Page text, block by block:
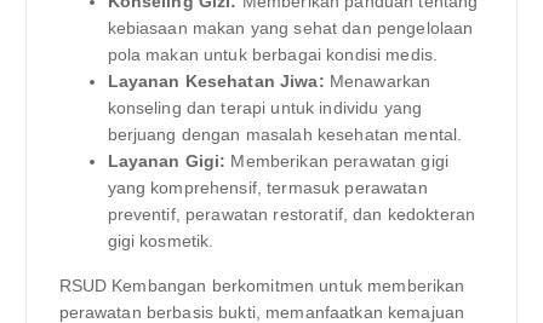
kebiasaan makan yang sehat dan pengelolaan
pola makan untuk berbagai kondisi medis.
Layanan Kesehatan Jiwa: Menawarkan
konseling dan terapi untuk individu yang
berjuang dengan masalah kesehatan mental.
Layanan Gigi: Memberikan perawatan gigi
yang komprehensif, termasuk perawatan
preventif, perawatan restoratif, dan kedokteran
gigi kosmetik.
RSUD Kembangan berkomitmen untuk memberikan
perawatan berbasis bukti, memanfaatkan kemajuan